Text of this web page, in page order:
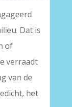
Dat is
of
verraadt
van de
het